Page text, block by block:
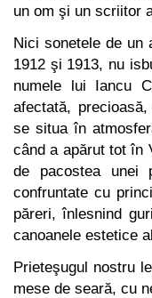
un om şi un scriitor
Nici sonetele de un
1912 şi 1913, nu
numele lui Iancu
afectată,
se situa în
când a apărut tot în
de pacostea unei
confruntate cu
păreri, înlesnind
canoanele estetice
Prieteşugul nostru
mese de seară, cu